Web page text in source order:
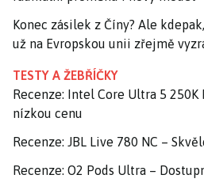
Konec zásilek z Číny? Ale
už na Evropskou unii zřejmě
TESTY A ŽEBŘÍČKY
Recenze: Intel Core Ultra 5 250K
nízkou cenu
Recenze: JBL Live 780 NC –
Recenze: O2 Pods Ultra –